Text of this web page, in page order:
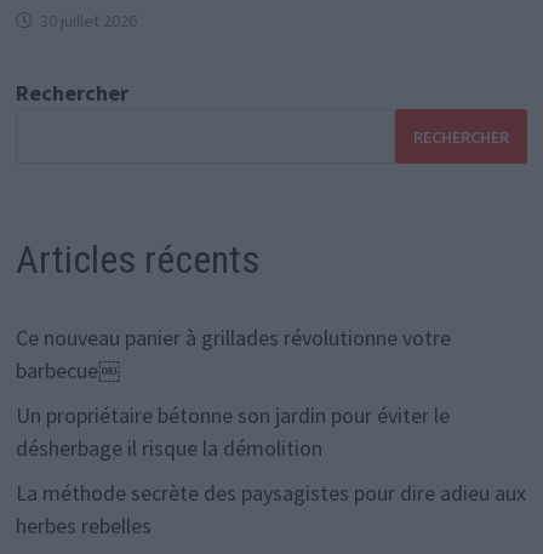
30 juillet 2026
Rechercher
RECHERCHER
Articles récents
Ce nouveau panier à grillades révolutionne votre
barbecue￼
Un propriétaire bétonne son jardin pour éviter le
désherbage il risque la démolition
La méthode secrète des paysagistes pour dire adieu aux
herbes rebelles